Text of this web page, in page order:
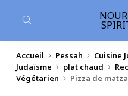
principal
Accueil Pessah Cuisine
Judaïsme
plat chaud
Végétarien
Pizza de